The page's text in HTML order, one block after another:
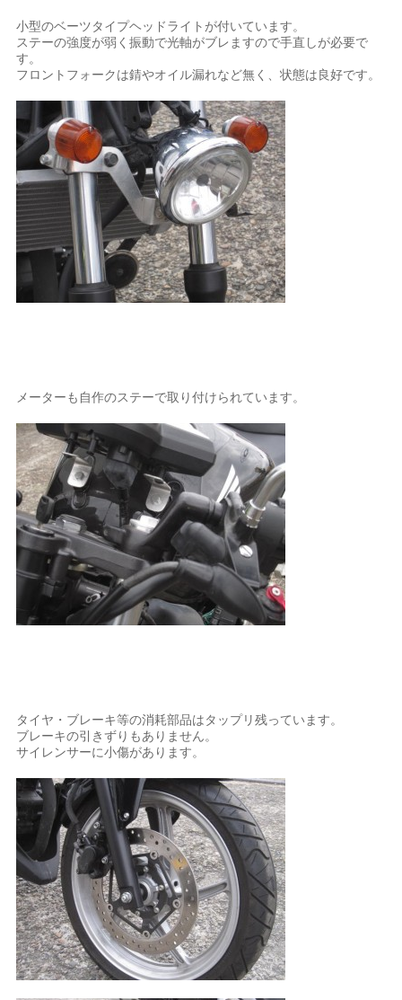
小型のベーツタイプヘッドライトが付いています。
ステーの強度が弱く振動で光軸がブレますので手直しが必要で
す。
フロントフォークは錆やオイル漏れなど無く、状態は良好です。
メーターも自作のステーで取り付けられています。
タイヤ・ブレーキ等の消耗部品はタップリ残っています。
ブレーキの引きずりもありません。
サイレンサーに小傷があります。